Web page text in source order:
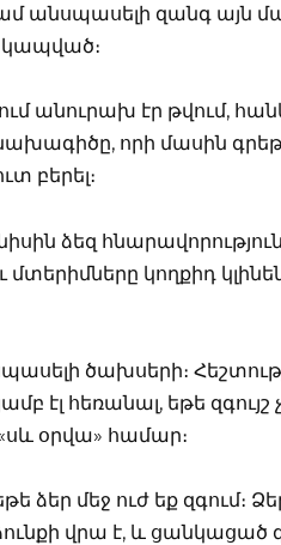
անսպասելի զանգ այն
կապված։
անուրախ էր թվում,
նախագիծը, որի մասին
բերել։
ձեզ
կողքիդ
ծախսերի։
էլ հեռանալ, եթե զգույշ
օրվա» համար։
ձեր մեջ ուժ եք զգում։
վրա է, և